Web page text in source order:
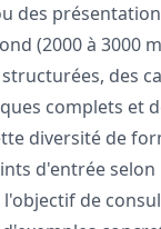
des
(2000 à 3000
des
complets et
diversité de
d'entrée selon
de